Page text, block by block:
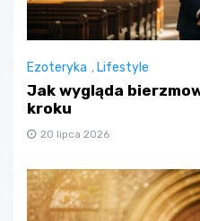
Ezoteryka ,Lifestyle
Jak wygląda
kroku
20 lipca 2026